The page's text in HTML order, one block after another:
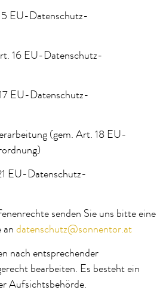
EU-Datenschutz-
16 EU-Datenschutz-
EU-Datenschutz-
(gem. Art. 18 EU-
EU-Datenschutz-
senden Sie uns bitte eine
an datenschutz@sonnentor.at
nach entsprechender
bearbeiten. Es besteht ein
Aufsichtsbehörde.